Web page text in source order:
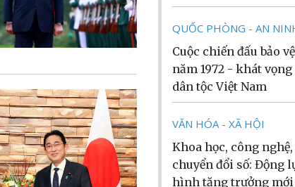
QUỐC PHÒNG - AN
Cuộc chiến đấu bảo
năm 1972 - khát
dân tộc Việt Nam
VĂN HÓA - XÃ HỘI
Khoa học, công
chuyển đổi số: Động
hình tăng trưởng